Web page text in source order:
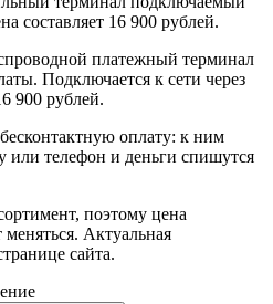
составляет 16 900 рублей.
платежный терминал
Подключается к сети через
900 рублей.
оплату: к ним
или телефон и деньги спишутся
поэтому цена
Актуальная
сайта.